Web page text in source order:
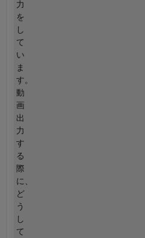
力
を
し
て
い
ま
す。
動
画
出
力
す
る
際
に、
ど
う
し
て